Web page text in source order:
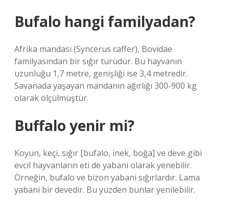
Bufalo hangi familyadan?
Afrika mandası (Syncerus caffer), Bovidae
familyasından bir sığır türüdür. Bu hayvanın
uzunluğu 1,7 metre, genişliği ise 3,4 metredir.
Savanada yaşayan mandanın ağırlığı 300-900 kg
olarak ölçülmüştür.
Buffalo yenir mi?
Koyun, keçi, sığır [bufalo, inek, boğa] ve deve gibi
evcil hayvanların eti de yabani olarak yenebilir.
Örneğin, bufalo ve bizon yabani sığırlardır. Lama
yabani bir devedir. Bu yüzden bunlar yenilebilir.